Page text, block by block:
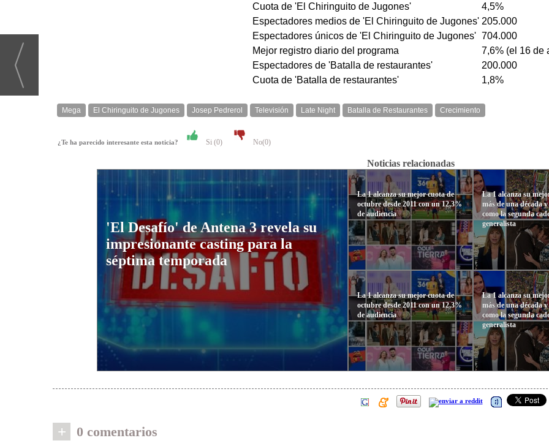
Cuota de 'El Chiringuito de Jugones'
4,5%
Espectadores medios de 'El Chiringuito de Jugones' 205.000
Espectadores únicos de 'El Chiringuito de Jugones' 704.000
Mejor registro diario del programa
7,6% (el 16 de
Espectadores de 'Batalla de restaurantes'
200.000
Cuota de 'Batalla de restaurantes'
1,8%
Mega El Chiringuito de Jugones Josep Pedrerol Televisión Late Night Batalla de Restaurantes Crecimiento
¿Te ha parecido interesante esta noticia? Si (0) No(0)
Noticias relacionadas
'El Desafío' de Antena 3 revela su
impresionante casting para la
séptima temporada
La 1 alcanza su mejor cuota de
octubre desde 2011 con un 12,3%
de audiencia
La 1 alcanza su mejor cuota de
octubre desde 2011 con un 12,3%
de audiencia
La 1 alcanza su
más de una década
como la segunda
generalista
La 1 alcanza su
más de una década
como la segunda
generalista
+ 0 comentarios